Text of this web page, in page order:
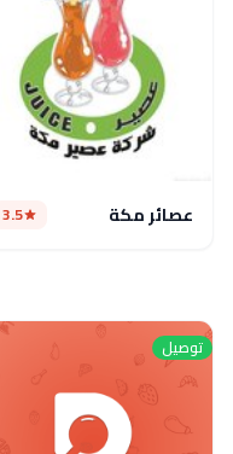
عصائر مكة 3.5
توصيل